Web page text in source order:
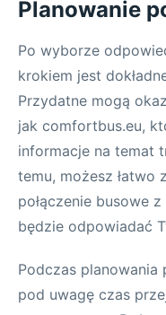
Planowanie
Po wyborze
krokiem jest
Przydatne mogą
jak comfortbus.eu,
informacje na temat
temu, możesz łatwo
połączenie busowe
będzie odpowiadać
Podczas
pod uwagę czas